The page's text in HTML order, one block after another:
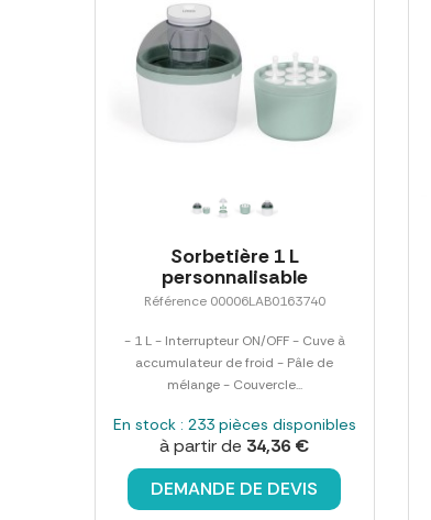
Sorbetière 1 L
personnalisable
Référence 00006LAB0163740
- 1 L - Interrupteur ON/OFF - Cuve à
accumulateur de froid - Pâle de
mélange - Couvercle...
En stock : 233 pièces disponibles
à partir de 34,36 €
DEMANDE DE DEVIS